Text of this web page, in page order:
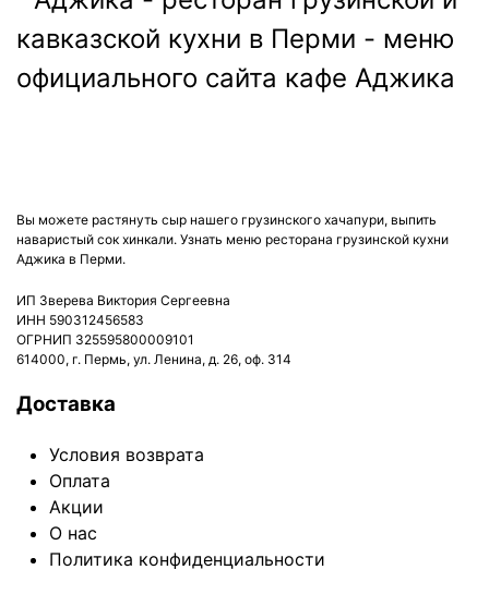
Вы можете растянуть сыр нашего грузинского хачапури, выпить
наваристый сок хинкали. Узнать меню ресторана грузинской кухни
Аджика в Перми.
ИП Зверева Виктория Сергеевна
ИНН 590312456583
ОГРНИП 325595800009101
614000, г. Пермь, ул. Ленина, д. 26, оф. 314
Доставка
Условия возврата
Оплата
Акции
О нас
Политика конфиденциальности